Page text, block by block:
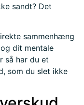
sandt? Det
sammenhæng
dit mentale
så har du et
som du slet ikke